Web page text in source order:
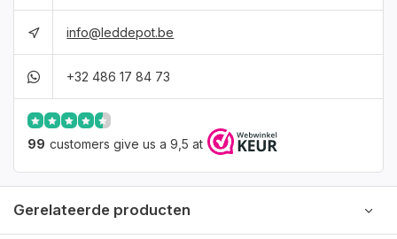
info@leddepot.be
+32 486 17 84 73
99 customers give us a 9,5 at
Gerelateerde producten